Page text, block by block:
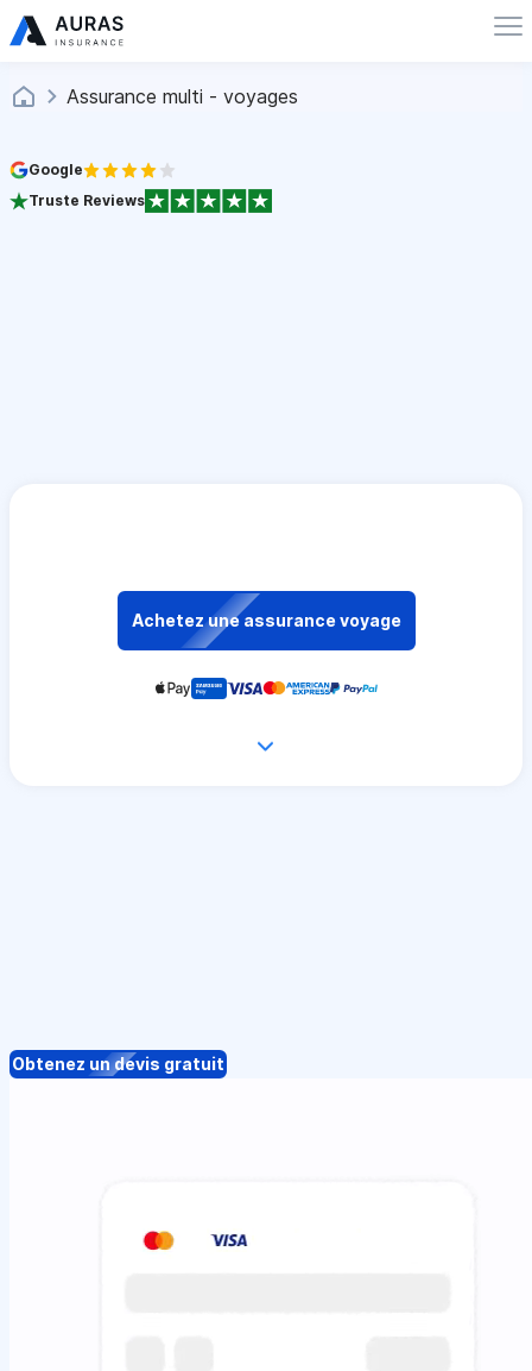
Assurance multi - voyages
Google
Truste Reviews
Achetez une assurance voyage
Obtenez un devis gratuit